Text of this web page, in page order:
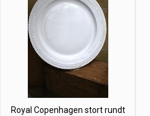
Royal Copenhagen stort rundt